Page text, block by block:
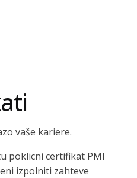
vaše kariere.
poklicni certifikat PMI
izpolniti zahteve